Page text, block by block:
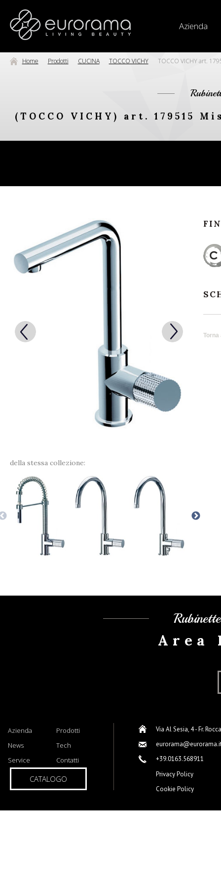
Azienda
Home Prodotti CUCINA TOCCO VICHY TOCCO VICHY art.
(TOCCO VICHY) art. 179515
della stessa collezione:
Torna
Area
Azienda
Prodotti
News
Tech
Service
Contatti
CATALOGO
Via Al Sesia, 4 - Fr.
+39.0163.568911
Privacy Policy
Cookie Policy